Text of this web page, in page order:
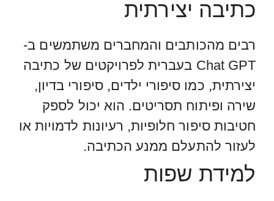
כתיבה יצירתית
רבים מהכותבים והמחברים משתמשים ב-
Chat GPT בעברית לפרויקטים של כתיבה
יצירתית, כמו סיפורי ילדים, סיפורי בדיון,
שירה ופיתוח תסריטים. הוא יכול לספק
חטיבות סיפור חלופיות, רעיונות לדמויות או
לעזור להתעלם ממנע הכתיבה.
למידת שפות